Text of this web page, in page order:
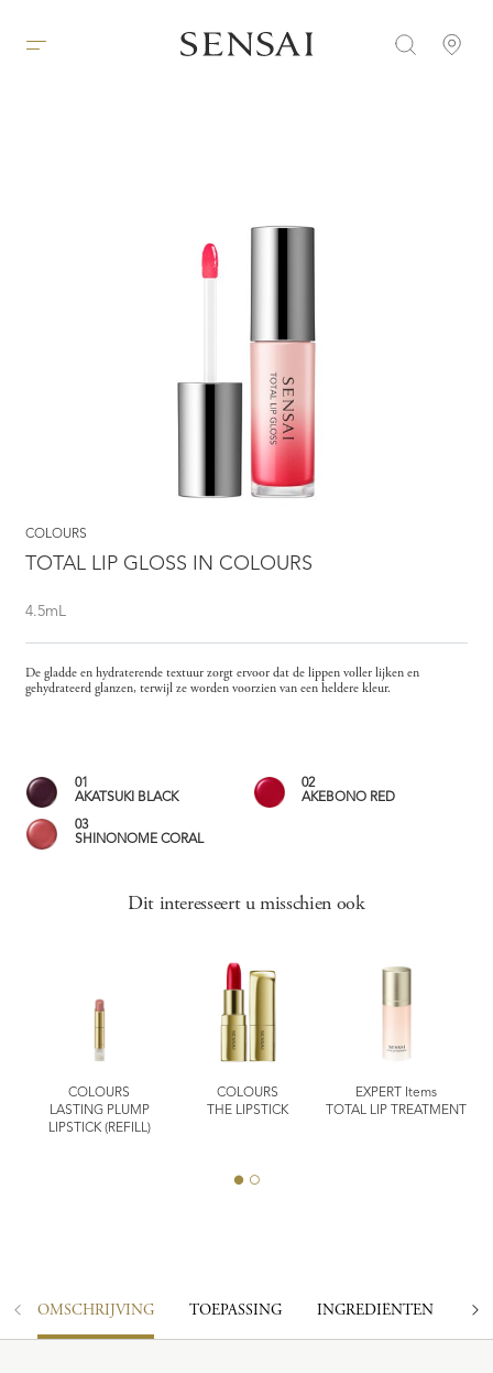
COLOURS
TOTAL LIP GLOSS IN COLOURS
4.5mL
De gladde en hydraterende textuur zorgt ervoor dat de lippen voller lijken en
gehydrateerd glanzen, terwijl ze worden voorzien van een heldere kleur.
01
AKATSUKI BLACK
02
AKEBONO RED
03
SHINONOME CORAL
Dit interesseert u misschien ook
COLOURS
LASTING PLUMP
LIPSTICK (REFILL)
COLOURS
THE LIPSTICK
EXPERT Items
TOTAL LIP TREATMENT
OMSCHRIJVING TOEPASSING INGREDIËNTEN